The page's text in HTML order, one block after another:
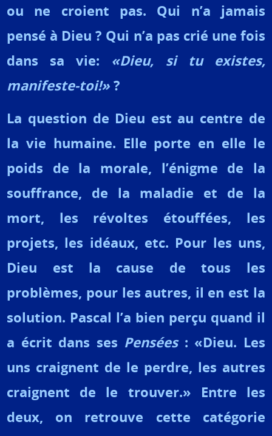
ou ne croient pas. Qui n’a jamais
pensé à Dieu ? Qui n’a pas crié une fois
dans sa vie: «Dieu, si tu existes,
manifeste-toi!»?
La question de Dieu est au centre de
la vie humaine. Elle porte en elle le
poids de la morale, l’énigme de la
souffrance, de la maladie et de la
mort, les révoltes étouffées, les
projets, les idéaux, etc. Pour les uns,
Dieu est la cause de tous les
problèmes, pour les autres, il en est la
solution. Pascal l’a bien perçu quand il
a écrit dans ses Pensées: «Dieu. Les
uns craignent de le perdre, les autres
craignent de le trouver.» Entre les
deux, on retrouve cette catégorie